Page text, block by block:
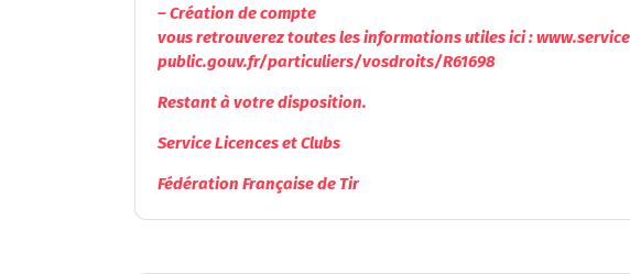
– Création de compte
vous retrouverez toutes les informations utiles ici :
public.gouv.fr/particuliers/vosdroits/R61698
Restant à votre disposition.
Service Licences et Clubs
Fédération Française de Tir